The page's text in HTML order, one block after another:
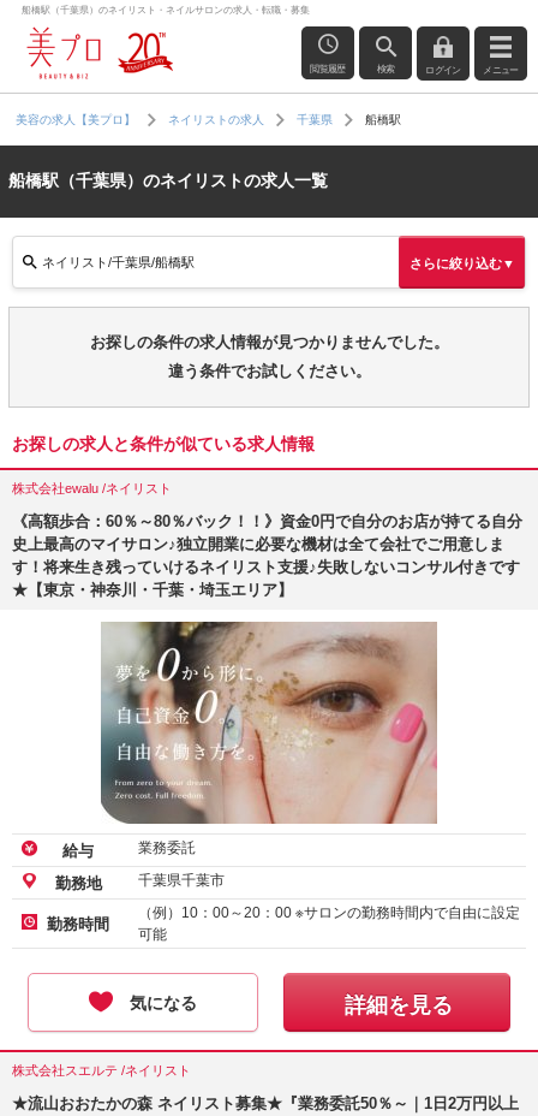
船橋駅（千葉県）のネイリスト・ネイルサロンの求人・転職・募集
閲覧履歴 検索 ログイン メニュー
美容の求人【美プロ】 ネイリストの求人 千葉県 船橋駅
船橋駅（千葉県）のネイリストの求人一覧
ネイリスト/千葉県/船橋駅 さらに絞り込む▼
お探しの条件の求人情報が見つかりませんでした。
違う条件でお試しください。
お探しの求人と条件が似ている求人情報
株式会社ewalu /ネイリスト
《高額歩合：60％～80％バック！！》資金0円で自分のお店が持てる自分
史上最高のマイサロン♪独立開業に必要な機材は全て会社でご用意しま
す！将来生き残っていけるネイリスト支援♪失敗しないコンサル付きです
★【東京・神奈川・千葉・埼玉エリア】
給与 業務委託
勤務地 千葉県千葉市
勤務時間
（例）10：00～20：00 ※サロンの勤務時間内で自由に設定
可能
気になる 詳細を見る
株式会社スエルテ /ネイリスト
★流山おおたかの森 ネイリスト募集★『業務委託50％～｜1日2万円以上